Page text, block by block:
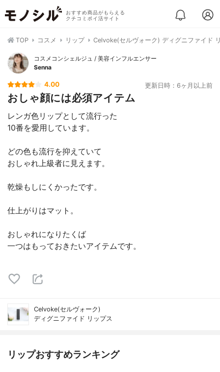
おすすめ商品がもらえる
クチコミポイ活サイト
TOP コスメ リップ Celvoke(セルヴォーク) ディグニファイド
コスメコンシェルジュ / 美容インフルエンサー
Senna
4.00 更新日時：6ヶ月以上前
おしゃ顔には必須アイテム
レンガ色リップとして流行った
10番を愛用しています。
どの色も流行を抑えていて
おしゃれ上級者に見えます。
乾燥もしにくかったです。
仕上がりはマット。
おしゃれになりたくば
一つはもっておきたいアイテムです。
Celvoke(セルヴォーク)
ディグニファイド リップス
リップおすすめランキング